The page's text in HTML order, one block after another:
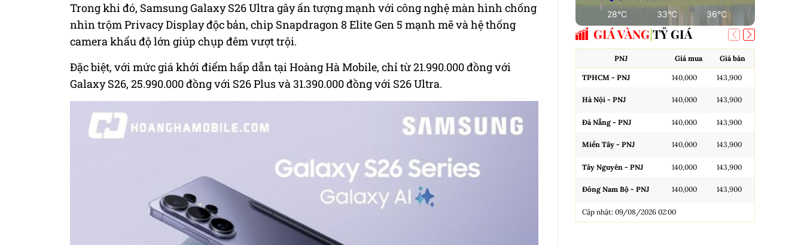
Trong khi đó, Samsung Galaxy S26 Ultra gây ấn tượng mạnh với công nghệ màn hình chống
nhìn trộm Privacy Display độc bản, chip Snapdragon 8 Elite Gen 5 mạnh mẽ và hệ thống
camera khẩu độ lớn giúp chụp đêm vượt trội.
Đặc biệt, với mức giá khởi điểm hấp dẫn tại Hoàng Hà Mobile, chỉ từ 21.990.000 đồng với
Galaxy S26, 25.990.000 đồng với S26 Plus và 31.390.000 đồng với S26 Ultra.
28°C 33°C 36°C
GIÁ VÀNG TỶ GIÁ
PNJ Giá mua Giá bán
TPHCM - PNJ 140,000 143,900
Hà Nội - PNJ 140,000 143,900
Đà Nẵng - PNJ 140,000 143,900
Miền Tây - PNJ 140,000 143,900
Tây Nguyên - PNJ 140,000 143,900
Đông Nam Bộ - PNJ 140,000 143,900
Cập nhật: 09/08/2026 02:00